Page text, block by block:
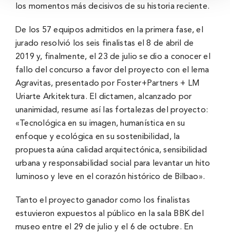
los momentos más decisivos de su historia reciente.
De los 57 equipos admitidos en la primera fase, el
jurado resolvió los seis finalistas el 8 de abril de
2019 y, finalmente, el 23 de julio se dio a conocer el
fallo del concurso a favor del proyecto con el lema
Agravitas, presentado por Foster+Partners + LM
Uriarte Arkitektura. El dictamen, alcanzado por
unanimidad, resume así las fortalezas del proyecto:
«Tecnológica en su imagen, humanística en su
enfoque y ecológica en su sostenibilidad, la
propuesta aúna calidad arquitectónica, sensibilidad
urbana y responsabilidad social para levantar un hito
luminoso y leve en el corazón histórico de Bilbao».
Tanto el proyecto ganador como los finalistas
estuvieron expuestos al público en la sala BBK del
museo entre el 29 de julio y el 6 de octubre. En